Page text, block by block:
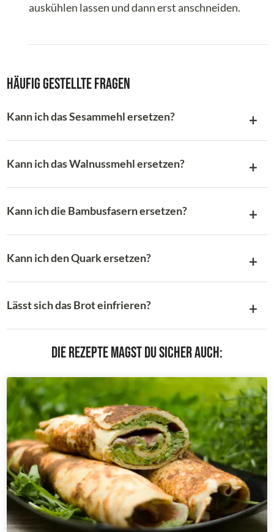
auskühlen lassen und dann erst anschneiden.
Häufig gestellte Fragen
Kann ich das Sesammehl ersetzen?
Kann ich das Walnussmehl ersetzen?
Kann ich die Bambusfasern ersetzen?
Kann ich den Quark ersetzen?
Lässt sich das Brot einfrieren?
Die Rezepte magst du sicher auch: